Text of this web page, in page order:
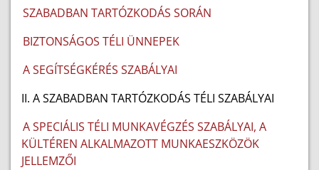
SZABADBAN TARTÓZKODÁS SORÁN
BIZTONSÁGOS TÉLI ÜNNEPEK
A SEGÍTSÉGKÉRÉS SZABÁLYAI
II. A SZABADBAN TARTÓZKODÁS TÉLI SZABÁLYAI
A SPECIÁLIS TÉLI MUNKAVÉGZÉS SZABÁLYAI, A
KÜLTÉREN ALKALMAZOTT MUNKAESZKÖZÖK
JELLEMZŐI